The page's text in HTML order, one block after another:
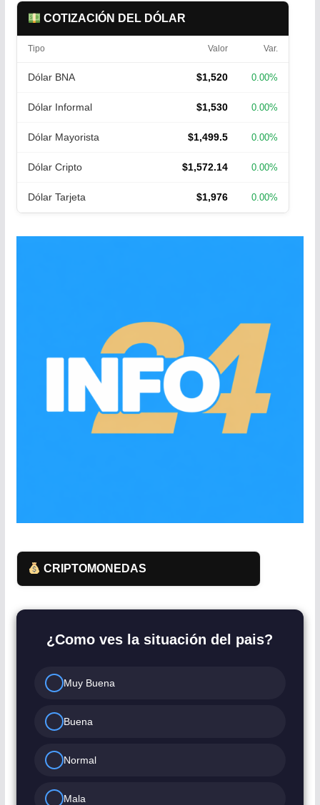
COTIZACIÓN DEL DÓLAR
Tipo Valor Var.
Dólar BNA $1,520 0.00%
Dólar Informal $1,530 0.00%
Dólar Mayorista $1,499.5 0.00%
Dólar Cripto $1,572.14 0.00%
Dólar Tarjeta $1,976 0.00%
CRIPTOMONEDAS
¿Como ves la situación del pais?
Muy Buena
Buena
Normal
Mala